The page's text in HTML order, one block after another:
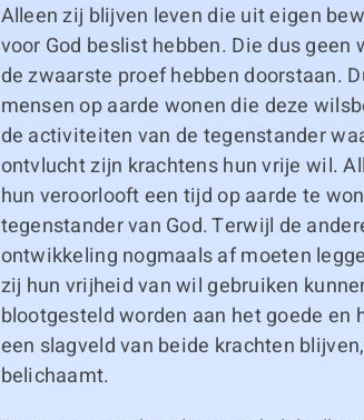
Alleen zij blijven leven die uit eigen
voor God beslist hebben. Die dus
de zwaarste proef hebben doorstaan.
mensen op aarde wonen die deze
de activiteiten van de tegenstander
ontvlucht zijn krachtens hun vrije wil.
hun veroorlooft een tijd op aarde te
tegenstander van God. Terwijl de
ontwikkeling nogmaals af moeten
zij hun vrijheid van wil gebruiken
blootgesteld worden aan het goede en
een slagveld van beide krachten
belichaamt.